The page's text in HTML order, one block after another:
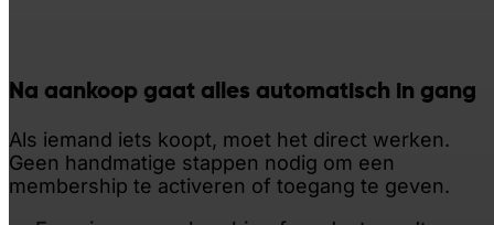
Na aankoop gaat alles automatisch in gang
Als iemand iets koopt, moet het direct werken.
Geen handmatige stappen nodig om een
membership te activeren of toegang te geven.